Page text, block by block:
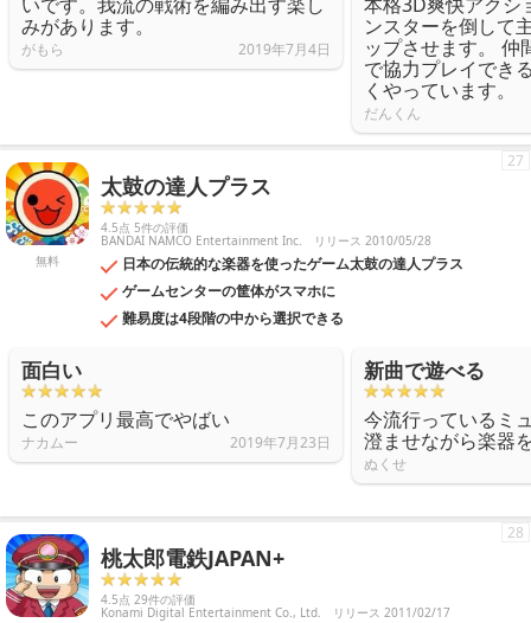
みがあります。
がもら 2019年7月4日
ンスターを倒して
ップさせます。 仲
で協力プレイでき
くやっています。
だんくん
無料
太鼓の達人プラス
4.5点 5件の評価
BANDAI NAMCO Entertainment Inc. リリース 2010/05/28
日本の伝統的な楽器を使ったゲーム太鼓の達人プラス
ゲームセンターの筐体がスマホに
難易度は4段階の中から選択できる
27
面白い
このアプリ最高でやばい
ナカムー 2019年7月23日
新曲で遊べる
今流行っているミ
澄ませながら楽器
ぬくせ
桃太郎電鉄JAPAN+
4.5点 29件の評価
Konami Digital Entertainment Co., Ltd. リリース 2011/02/17
28